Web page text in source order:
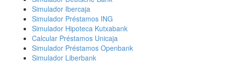
Simulador Ibercaja
Simulador Préstamos ING
Simulador Hipoteca Kutxabank
Calcular Préstamos Unicaja
Simulador Préstamos Openbank
Simulador Liberbank